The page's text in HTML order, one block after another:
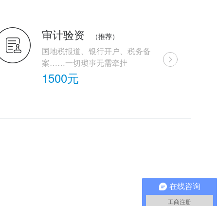
审计验资 （推荐）
国地税报道、银行开户、税务备
案……一切琐事无需牵挂
1500元
在线咨询
工商注册